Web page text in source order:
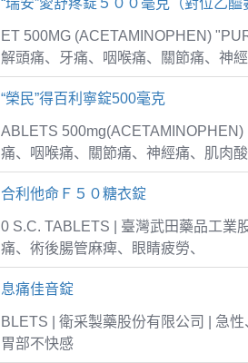
ET 500MG (ACETAMINOPHEN)
解頭痛、牙痛、咽喉痛、關節痛、神經
“榮民”得百利寧錠500毫克
ABLETS
痛、咽喉痛、關節痛、神經痛、肌肉酸
合利他命Ｆ５０糖衣錠
0 S.C. TABLETS | 臺灣武田藥品工業
痛、術後腸管麻痺、眼睛疲勞、
息痛佳音錠
BLETS | 衛采製藥股份有限公司 | 急
胃部不快感